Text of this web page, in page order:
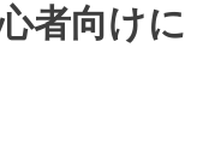
者向けに